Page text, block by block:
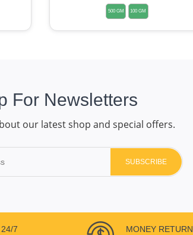
500 GM 100 GM
For Newsletters
our latest shop and special offers.
SUBSCRIBE
7 MONEY RETURN